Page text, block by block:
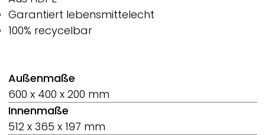
Garantiert lebensmittelecht
100% recycelbar
Außenmaße
600 x 400 x 200 mm
Innenmaße
512 x 365 x 197 mm